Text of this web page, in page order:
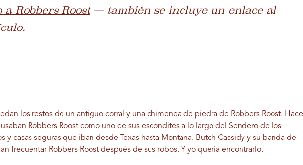
Robbers Roost— también se incluye un enlace al
los restos de un antiguo corral y una chimenea de piedra de Robbers Roost. Hace
Robbers Roost como uno de sus escondites a lo largo del Sendero de los
y casas seguras que iban desde Texas hasta Montana. Butch Cassidy y su banda de
frecuentar Robbers Roost después de sus robos. Y yo quería encontrarlo.